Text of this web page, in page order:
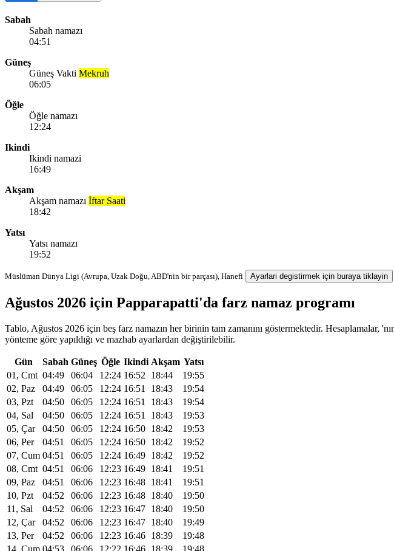
Sabah
Sabah namazı
04:51
Güneş
Güneş Vakti Mekruh
06:05
Öğle
Öğle namazı
12:24
Ikindi
Ikindi namazi
16:49
Akşam
Akşam namazı İftar Saati
18:42
Yatsı
Yatsı namazı
19:52
Müslüman Dünya Ligi (Avrupa, Uzak Doğu, ABD'nin bir parçası), Hanefi Ayarlari degistirmek için buraya tiklayin
Ağustos 2026 için Papparapatti'da farz namaz programı
Tablo, Ağustos 2026 için beş farz namazın her birinin tam zamanını göstermektedir. Hesaplamalar,
yönteme göre yapıldığı ve mazhab ayarlardan değiştirilebilir.
Gün Sabah Güneş Öğle Ikindi Akşam Yatsı
01, Cmt 04:49 06:04 12:24 16:52 18:44
19:55
02, Paz
04:49 06:05 12:24 16:51 18:43
19:54
03, Pzt
04:50 06:05 12:24 16:51 18:43
19:54
04, Sal
04:50 06:05 12:24 16:51 18:43
19:53
05, Çar
04:50 06:05 12:24 16:50 18:42
19:53
06, Per
04:51 06:05 12:24 16:50 18:42
19:52
07, Cum 04:51 06:05 12:24 16:49 18:42
19:52
08, Cmt 04:51 06:06 12:23 16:49 18:41
19:51
09, Paz
04:51 06:06 12:23 16:48 18:41
19:51
10, Pzt
04:52 06:06 12:23 16:48 18:40
19:50
11, Sal
04:52 06:06 12:23 16:47 18:40
19:50
12, Çar
04:52 06:06 12:23 16:47 18:40
19:49
13, Per
04:52 06:06 12:23 16:46 18:39
19:48
14, Cum 04:53 06:06 12:22 16:46 18:39
19:48